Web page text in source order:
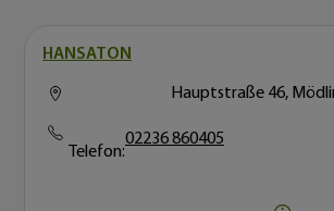
HANSATON
Hauptstraße 46,
Telefon:
02236 860405